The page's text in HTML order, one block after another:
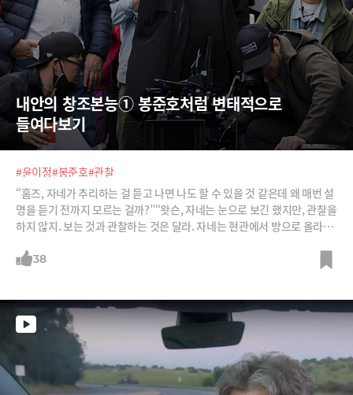
내안의 창조본능① 봉준호처럼 변태적으로
들여다보기
#윤이정#봉준호#관찰
“홈즈, 자네가 추리하는 걸 듣고 나면 나도 할 수 있을 것 같은데 왜 매번 설
명을 듣기 전까지 모르는 걸까?”“왓슨, 자네는 눈으로 보긴 했지만, 관찰을
하지 않지. 보는 것과 관찰하는 것은 달라. 자네는 현관에서 방으로 올라오
모르겠는걸”“바로 그거야. 자네는 관찰(Observe)하지 않았어. 보기(Se
과정엔 ‘상상’, ‘연결짓기’. ‘패턴읽기’. ‘유추’ 등 여러 가지가 언급된다. 그
러나 첫 번째 단계는 무엇보다 ‘관찰’이다. 무언가를 뚫어지게 적극적으로
골똘히 보는 것. 수동적으로 세상을 바라볼 때 감각기관을 스쳐 지나가는
수많은 정보는 ‘인상’을 만들어내는 데 그친다. 그러나 적극적인 관찰을 통
하면 그 인상은 의미 있는 지식과 통찰로 전환된다. 그
38